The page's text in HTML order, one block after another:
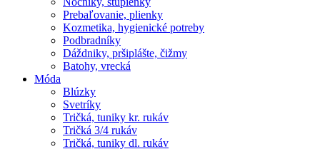
Prebaľovanie, plienky
Kozmetika, hygienické potreby
Podbradníky
Dáždniky, pršiplášte, čižmy
Batohy, vrecká
Móda
Blúzky
Svetríky
Tričká, tuniky kr. rukáv
Tričká 3/4 rukáv
Tričká, tuniky dl. rukáv